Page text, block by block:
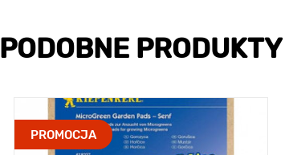
PODOBNE PRODUKTY
PROMOCJA